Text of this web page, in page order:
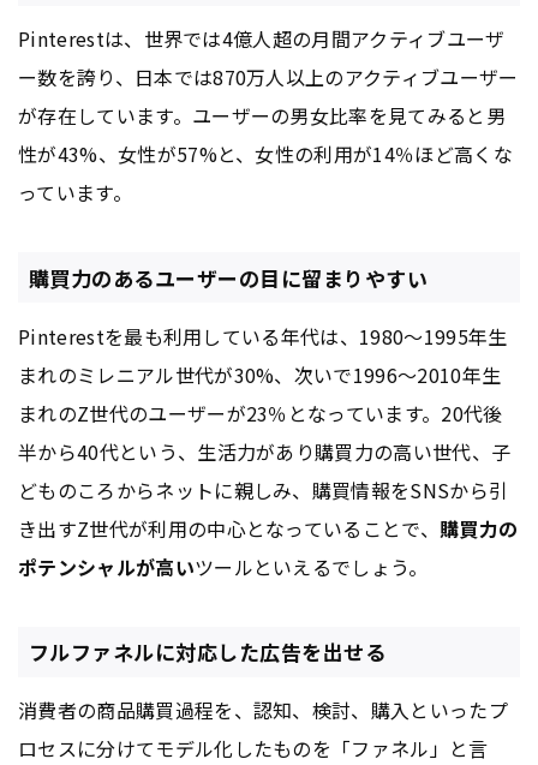
Pinterestは、世界では4億人超の月間アクティブユーザ
ー数を誇り、日本では870万人以上のアクティブユーザー
が存在しています。ユーザーの男女比率を見てみると男
性が43%、女性が57%と、女性の利用が14％ほど高くな
っています。
購買力のあるユーザーの目に留まりやすい
Pinterestを最も利用している年代は、1980～1995年生
まれのミレニアル世代が30%、次いで1996〜2010年生
まれのZ世代のユーザーが23％となっています。20代後
半から40代という、生活力があり購買力の高い世代、子
どものころからネットに親しみ、購買情報をSNSから引
き出すZ世代が利用の中心となっていることで、 購買力の
ポテンシャルが高いツールといえるでしょう。
フルファネルに対応した広告を出せる
消費者の商品購買過程を、認知、検討、購入といったプ
ロセスに分けてモデル化したものを「ファネル」と言